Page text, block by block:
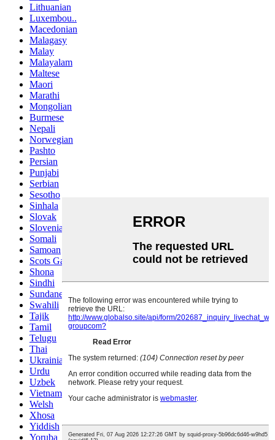
Lithuanian
Luxembou..
Macedonian
Malagasy
Malay
Malayalam
Maltese
Maori
Marathi
Mongolian
Burmese
Nepali
Norwegian
Pashto
Persian
Punjabi
Serbian
Sesotho
Sinhala
Slovak
Slovenian
Somali
Samoan
Scots Gaelic
Shona
Sindhi
Sundanese
Swahili
Tajik
Tamil
Telugu
Thai
Ukrainian
Urdu
Uzbek
Vietnamese
Welsh
Xhosa
Yiddish
Yoruba